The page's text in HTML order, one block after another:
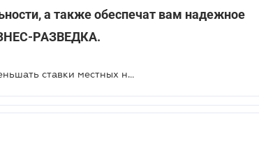
а также обеспечат вам надежное
РАЗВЕДКА.
Местным органам власти разрешат уменьшать ставки местных налогов в 2021 году: проект